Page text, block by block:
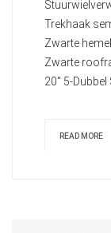
Trekhaak
Zwarte
Zwarte
20" 5-
READ MORE